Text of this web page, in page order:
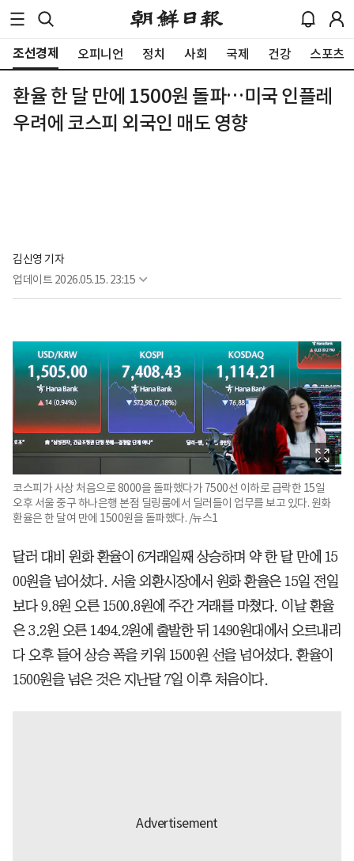
조선경제 오피니언 정치 사회 국제 건강 스포츠
환율 한 달 만에 1500원 돌파…미국 인플레
우려에 코스피 외국인 매도 영향
김신영 기자
업데이트 2026.05.15. 23:15
코스피가 사상 처음으로 8000을 돌파했다가 7500선 이하로 급락한 15일
오후 서울 중구 하나은행 본점 딜링룸에서 딜러들이 업무를 보고 있다. 원화
환율은 한 달여 만에 1500원을 돌파했다. /뉴스1
달러 대비 원화 환율이 6거래일째 상승하며 약 한 달 만에 15
00원을 넘어섰다. 서울 외환시장에서 원화 환율은 15일 전일
보다 9.8원 오른 1500.8원에 주간 거래를 마쳤다. 이날 환율
은 3.2원 오른 1494.2원에 출발한 뒤 1490원대에서 오르내리
다 오후 들어 상승 폭을 키워 1500원 선을 넘어섰다. 환율이
1500원을 넘은 것은 지난달 7일 이후 처음이다.